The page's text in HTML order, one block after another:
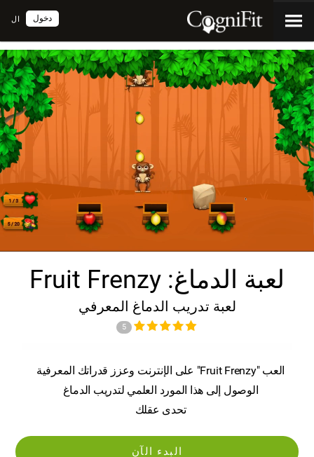
ال دخول
لعبة الدماغ: Fruit Frenzy
لعبة تدريب الدماغ المعرفي
5
العب "Fruit Frenzy" على الإنترنت وعزز قدراتك المعرفية
الوصول إلى هذا المورد العلمي لتدريب الدماغ
تحدى عقلك
البدء الآن